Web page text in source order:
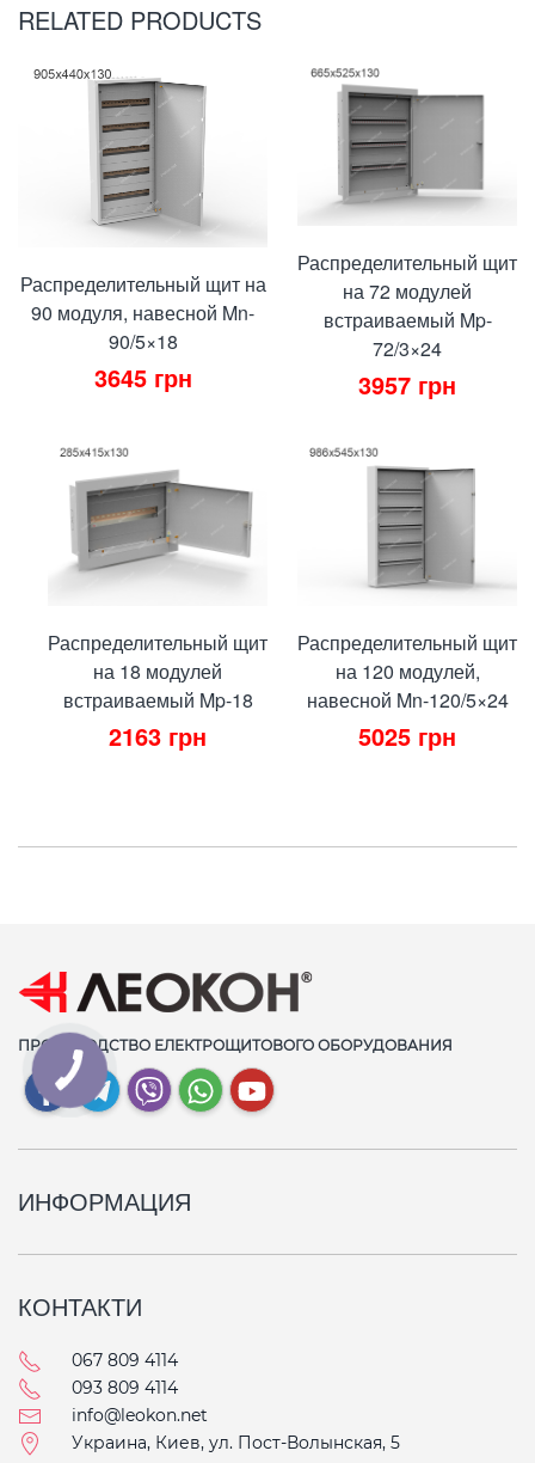
RELATED PRODUCTS
Распределительный щит на
90 модуля, навесной Mn-
90/5×18
3645 грн
Распределительный щит
на 72 модулей
встраиваемый Mp-
72/3×24
3957 грн
Распределительный щит
на 18 модулей
встраиваемый Mp-18
2163 грн
Распределительный щит
на 120 модулей,
навесной Mn-120/5×24
5025 грн
ПРОИЗВОДСТВО ЕЛЕКТРОЩИТОВОГО ОБОРУДОВАНИЯ
ИНФОРМАЦИЯ
КОНТАКТИ
067 809 4114
093 809 4114
info@leokon.net
Украина, Киев, ул. Пост-Волынская, 5